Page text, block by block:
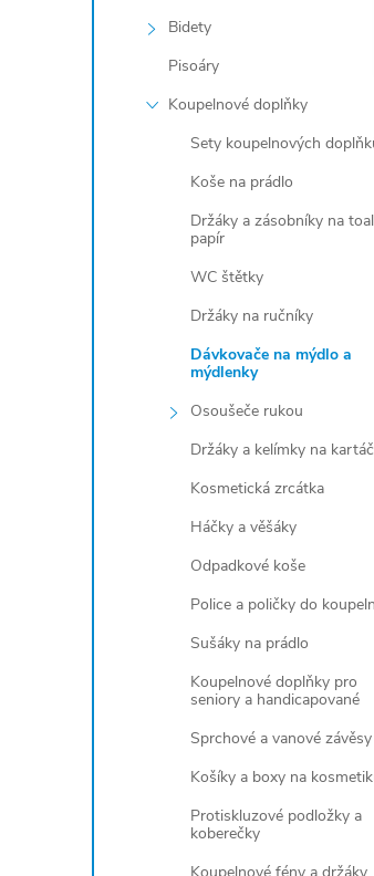
Bidety
Pisoáry
Koupelnové doplňky
Sety koupelnových
Koše na prádlo
Držáky a zásobníky na
papír
WC štětky
Držáky na ručníky
Dávkovače na mýdlo a
mýdlenky
Osoušeče rukou
Držáky a kelímky na
Kosmetická zrcátka
Háčky a věšáky
Odpadkové koše
Police a poličky do
Sušáky na prádlo
Koupelnové doplňky pro
seniory a handicapované
Sprchové a vanové závěsy
Košíky a boxy na
Protiskluzové podložky a
koberečky